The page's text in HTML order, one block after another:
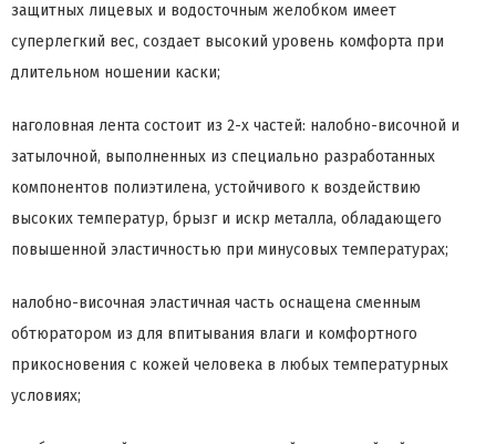
защитных лицевых и водосточным желобком имеет
суперлегкий вес, создает высокий уровень комфорта при
длительном ношении каски;
наголовная лента состоит из 2-х частей: налобно-височной и
затылочной, выполненных из специально разработанных
компонентов полиэтилена, устойчивого к воздействию
высоких температур, брызг и искр металла, обладающего
повышенной эластичностью при минусовых температурах;
налобно-височная эластичная часть оснащена сменным
обтюратором из для впитывания влаги и комфортного
прикосновения с кожей человека в любых температурных
условиях;